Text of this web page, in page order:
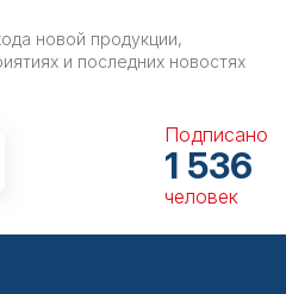
новой продукции,
и последних новостях
Подписано
1 536
человек